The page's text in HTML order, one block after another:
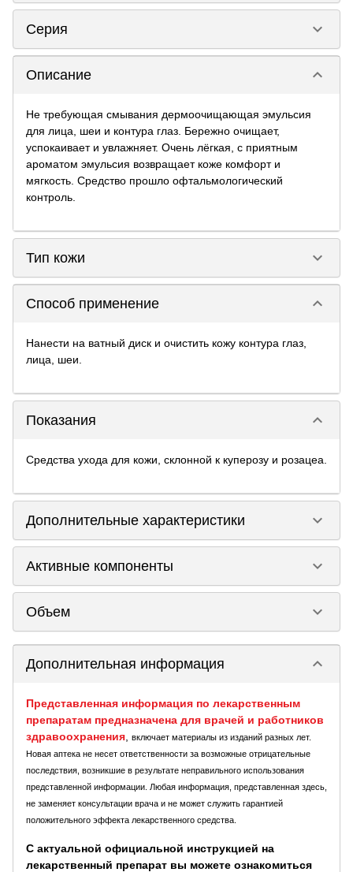
Серия keyboard_arrow_down
Описание keyboard_arrow_down
Не требующая смывания дермоочищающая эмульсия
для лица, шеи и контура глаз. Бережно очищает,
успокаивает и увлажняет. Очень лёгкая, с приятным
ароматом эмульсия возвращает коже комфорт и
мягкость. Средство прошло офтальмологический
контроль.
Тип кожи keyboard_arrow_down
Способ применение keyboard_arrow_down
Нанести на ватный диск и очистить кожу контура глаз,
лица, шеи.
Показания keyboard_arrow_down
Средства ухода для кожи, склонной к куперозу и розацеа.
Дополнительные характеристики keyboard_arrow_down
Активные компоненты keyboard_arrow_down
Объем keyboard_arrow_down
Дополнительная информация keyboard_arrow_down
Представленная информация по лекарственным
препаратам предназначена для врачей и работников
здравоохранения
включает материалы из изданий разных лет.
Новая аптека не несет ответственности за возможные отрицательные
последствия, возникшие в результате неправильного использования
представленной информации. Любая информация, представленная здесь,
не заменяет консультации врача и не может служить гарантией
положительного эффекта лекарственного средства.
С актуальной официальной инструкцией на
лекарственный препарат вы можете ознакомиться